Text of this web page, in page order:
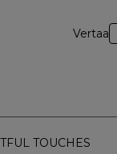
Vertaa
TOUCHES